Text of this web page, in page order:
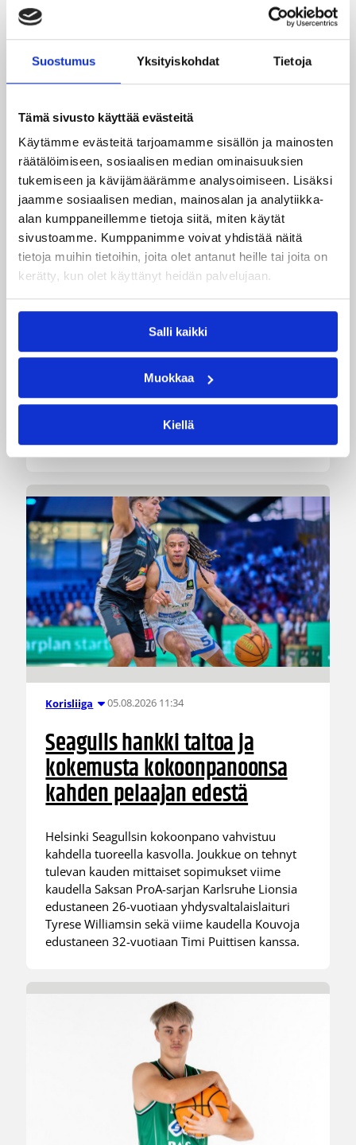
Suostumus Yksityiskohdat Tietoja
Tämä sivusto käyttää evästeitä
Käytämme evästeitä tarjoamamme sisällön ja mainosten
räätälöimiseen, sosiaalisen median ominaisuuksien
tukemiseen ja kävijämäärämme analysoimiseen. Lisäksi
jaamme sosiaalisen median, mainosalan ja analytiikka-
alan kumppaneillemme tietoja siitä, miten käytät
sivustoamme. Kumppanimme voivat yhdistää näitä
tietoja muihin tietoihin, joita olet antanut heille tai joita on
kerätty, kun olet käyttänyt heidän palvelujaan.
Salli kaikki
Muokkaa
Kiellä
Katso myös
Korisliiga 07.08.2026 09:23
Daniel Dolenc KTP-Basketin
haaviin
Suomen lisäksi Ranskassa, Itävallassa,
Liettuassa, Romaniassa, Bosniassa ja viimeksi
Islannissa.
Korisliiga 05.08.2026 11:34
Seagulls hankki taitoa ja
kokemusta kokoonpanoonsa
kahden pelaajan edestä
Helsinki Seagullsin kokoonpano vahvistuu
kahdella tuoreella kasvolla. Joukkue on tehnyt
tulevan kauden mittaiset sopimukset viime
kaudella Saksan ProA-sarjan Karlsruhe Lionsia
edustaneen 26-vuotiaan yhdysvaltalaislaituri
Tyrese Williamsin sekä viime kaudella Kouvoja
edustaneen 32-vuotiaan Timi Puittisen kanssa.